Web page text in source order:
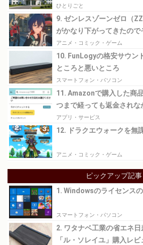
ひとりごと
9. ゼンレスゾーンゼロ（
がかなり下がってきたので
てみる
アニメ・コミック・ゲーム
10. FunLogyの格安サウン
ところと悪いところ
スマートフォン・パソコン
11. Amazonで購入した商
つまで経っても返金されな
アプリ・サービス
12. ドラクエウォークを無
アニメ・コミック・ゲーム
ピックアップ記事
1. Windowsのライセンス
スマートフォン・パソコン
2. ワタナベ工業の省エネ
「ル・ソレイユ」購入レビ